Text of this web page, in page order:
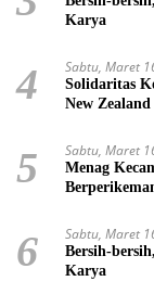
Karya
4 Sabtu, Maret
Solidaritas
New
5 Sabtu, Maret
Menag
6 Sabtu, Maret
Bersih-
Karya